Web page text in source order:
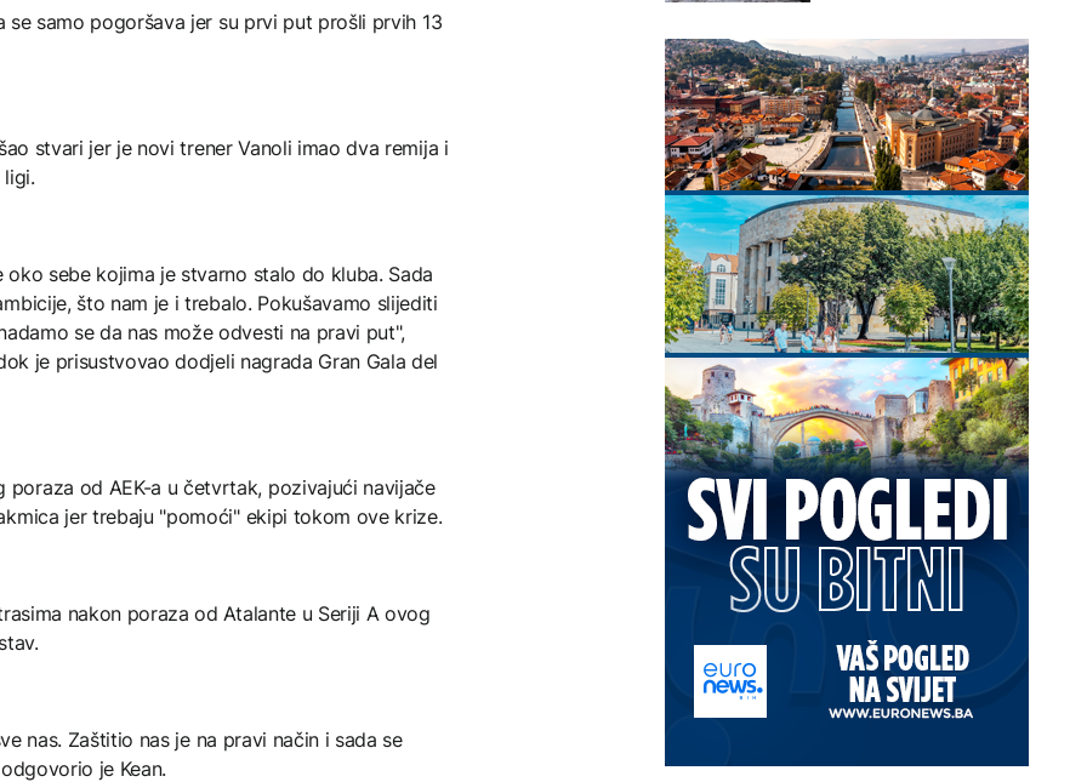
samo pogoršava jer su prvi put prošli prvih 13
stvari jer je novi trener Vanoli imao dva remija i
sebe kojima je stvarno stalo do kluba. Sada
što nam je i trebalo. Pokušavamo slijediti
se da nas može odvesti na pravi put",
je prisustvovao dodjeli nagrada Gran Gala del
od AEK-a u četvrtak, pozivajući navijače
jer trebaju "pomoći" ekipi tokom ove krize.
nakon poraza od Atalante u Seriji A ovog
nas. Zaštitio nas je na pravi način i sada se
je Kean.